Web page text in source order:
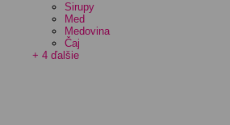
Sirupy
Med
Medovina
Čaj
+ 4 ďalšie